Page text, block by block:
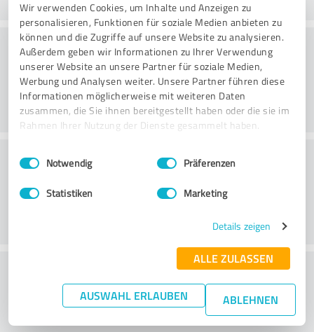
Wir verwenden Cookies, um Inhalte und Anzeigen zu
personalisieren, Funktionen für soziale Medien anbieten zu
können und die Zugriffe auf unsere Website zu analysieren.
Außerdem geben wir Informationen zu Ihrer Verwendung
unserer Website an unsere Partner für soziale Medien,
Werbung und Analysen weiter. Unsere Partner führen diese
Informationen möglicherweise mit weiteren Daten
zusammen, die Sie ihnen bereitgestellt haben oder die sie im
Rahmen Ihrer Nutzung der Dienste gesammelt haben.
Impressum Datenschutzbestimmungen
Einwilligungsauswahl
Notwendig Präferenzen
Statistiken Marketing
Details zeigen
ALLE ZULASSEN
AUSWAHL ERLAUBEN ABLEHNEN
Rådgivning
Kundeservice
What do you think of the cost to benefit
ratio?